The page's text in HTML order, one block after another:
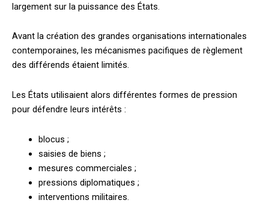
largement sur la puissance des États.
Avant la création des grandes organisations internationales
contemporaines, les mécanismes pacifiques de règlement
des différends étaient limités.
Les États utilisaient alors différentes formes de pression
pour défendre leurs intérêts :
blocus ;
saisies de biens ;
mesures commerciales ;
pressions diplomatiques ;
interventions militaires.